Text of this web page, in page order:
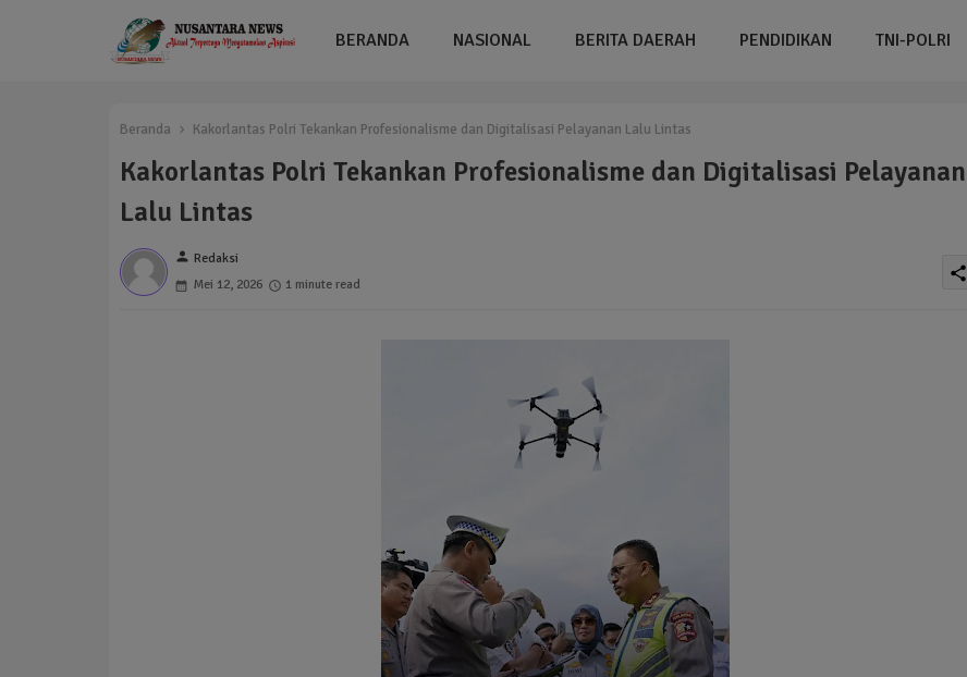
BERANDA NASIONAL BERITA DAERAH PENDIDIKAN TNI-POLRI
Beranda Kakorlantas Polri Tekankan Profesionalisme dan Digitalisasi Pelayanan Lalu Lintas
Kakorlantas Polri Tekankan Profesionalisme dan Digitalisasi Pelayanan
Lalu Lintas
person Redaksi
Mei 12, 2026
1 minute read
share